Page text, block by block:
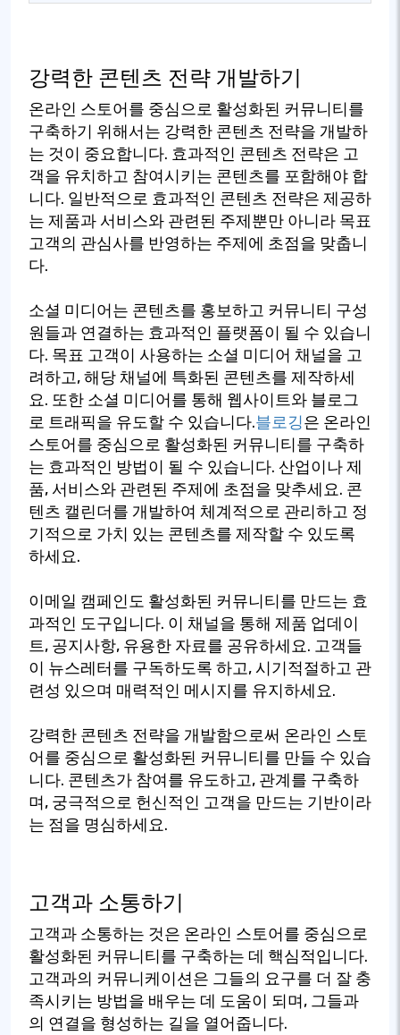
강력한 콘텐츠 전략 개발하기
온라인 스토어를 중심으로 활성화된 커뮤니티를
구축하기 위해서는 강력한 콘텐츠 전략을 개발하
는 것이 중요합니다. 효과적인 콘텐츠 전략은 고
객을 유치하고 참여시키는 콘텐츠를 포함해야 합
니다. 일반적으로 효과적인 콘텐츠 전략은 제공하
는 제품과 서비스와 관련된 주제뿐만 아니라 목표
고객의 관심사를 반영하는 주제에 초점을 맞춥니
다.
소셜 미디어는 콘텐츠를 홍보하고 커뮤니티 구성
원들과 연결하는 효과적인 플랫폼이 될 수 있습니
다. 목표 고객이 사용하는 소셜 미디어 채널을 고
려하고, 해당 채널에 특화된 콘텐츠를 제작하세
요. 또한 소셜 미디어를 통해 웹사이트와 블로그
로 트래픽을 유도할 수 있습니다.블로깅은 온라인
스토어를 중심으로 활성화된 커뮤니티를 구축하
는 효과적인 방법이 될 수 있습니다. 산업이나 제
품, 서비스와 관련된 주제에 초점을 맞추세요. 콘
텐츠 캘린더를 개발하여 체계적으로 관리하고 정
기적으로 가치 있는 콘텐츠를 제작할 수 있도록
하세요.
이메일 캠페인도 활성화된 커뮤니티를 만드는 효
과적인 도구입니다. 이 채널을 통해 제품 업데이
트, 공지사항, 유용한 자료를 공유하세요. 고객들
이 뉴스레터를 구독하도록 하고, 시기적절하고 관
련성 있으며 매력적인 메시지를 유지하세요.
강력한 콘텐츠 전략을 개발함으로써 온라인 스토
어를 중심으로 활성화된 커뮤니티를 만들 수 있습
니다. 콘텐츠가 참여를 유도하고, 관계를 구축하
며, 궁극적으로 헌신적인 고객을 만드는 기반이라
는 점을 명심하세요.
고객과 소통하기
고객과 소통하는 것은 온라인 스토어를 중심으로
활성화된 커뮤니티를 구축하는 데 핵심적입니다.
고객과의 커뮤니케이션은 그들의 요구를 더 잘 충
족시키는 방법을 배우는 데 도움이 되며, 그들과
의 연결을 형성하는 길을 열어줍니다.